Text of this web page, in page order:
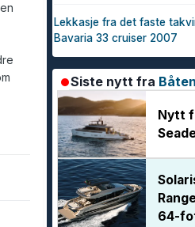
Lekkasje fra det faste
Bavaria 33 cruiser 2007
Siste nytt fra
Nytt
64-